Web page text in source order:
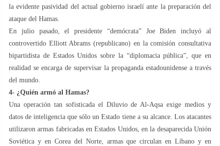
la evidente pasividad del actual gobierno israelí ante la preparación del
ataque del Hamas.
En julio pasado, el presidente “demócrata” Joe Biden incluyó al
controvertido Elliott Abrams (republicano) en la comisión consultativa
bipartidista de Estados Unidos sobre la “diplomacia pública”, que en
realidad se encarga de supervisar la propaganda estadounidense a través
del mundo.
4- ¿Quién armó al Hamas?
Una operación tan sofisticada el Diluvio de Al-Aqsa exige medios y
datos de inteligencia que sólo un Estado tiene a su alcance. Los atacantes
utilizaron armas fabricadas en Estados Unidos, en la desaparecida Unión
Soviética y en Corea del Norte, armas que circulan en Líbano y en